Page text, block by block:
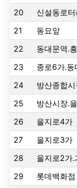
20
신설동로터
21
동묘앞
22
동대문역.
23
종로6가.
24
방산종합
25
방산시장.
26
을지로4가
27
을지로3가
28
을지로2가.
29
롯데백화점